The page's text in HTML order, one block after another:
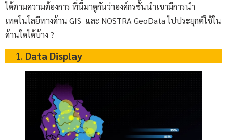
ได้ตามความต้องการ ที่นี้มาดูกันว่าองค์กรชั้นนำเขามีการนำ
เทคโนโลยีทางด้าน GIS และ NOSTRA GeoData ไปประยุกต์ใช้ใน
ด้านใดได้บ้าง ?
Data Display